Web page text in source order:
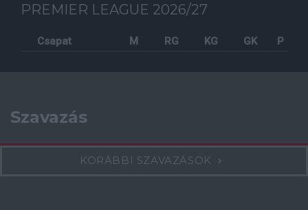
PREMIER LEAGUE 2026/27
Csapat M RG KG GK P
Szavazás
KORÁBBI SZAVAZÁSOK